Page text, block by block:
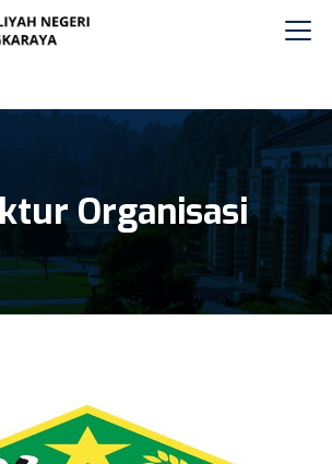
Organisasi